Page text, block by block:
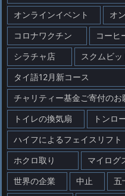
オンラインイベント オ
コロナワクチン コーヒ
シラチャ店 スクムビ
タイ語12月新コース
チャリティー基金ご寄付の
トイレの換気扇 トンロ
ハイフによるフェイスリフト
ホクロ取り マイログ
世界の企業 中止 五